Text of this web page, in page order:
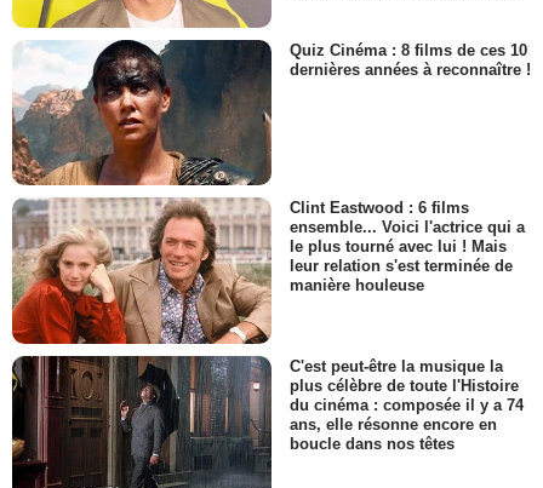
Quiz Cinéma : 8 films de ces 10
dernières années à reconnaître !
Clint Eastwood : 6 films
ensemble... Voici l'actrice qui a
le plus tourné avec lui ! Mais
leur relation s'est terminée de
manière houleuse
C'est peut-être la musique la
plus célèbre de toute l'Histoire
du cinéma : composée il y a 74
ans, elle résonne encore en
boucle dans nos têtes